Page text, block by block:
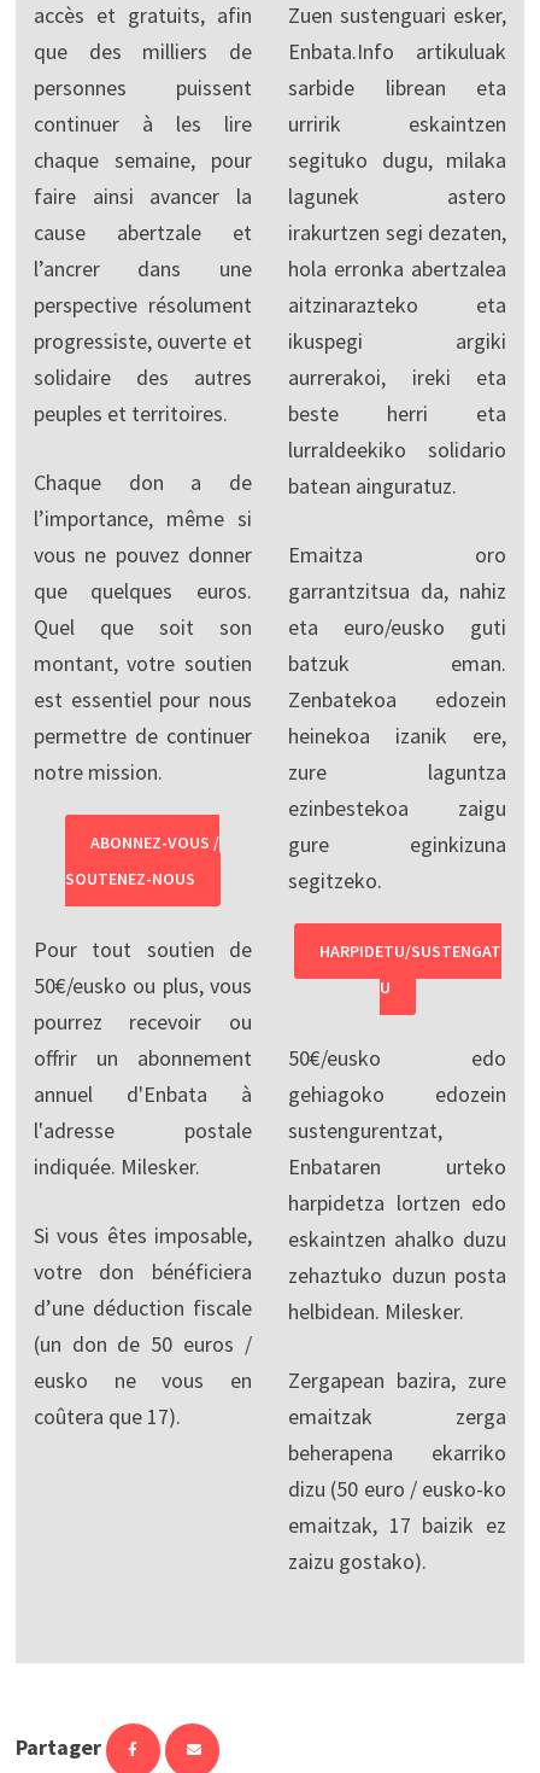
accès et gratuits, afin
que des milliers de
personnes puissent
continuer à les lire
chaque semaine, pour
faire ainsi avancer la
cause abertzale et
l’ancrer dans une
perspective résolument
progressiste, ouverte et
solidaire des autres
peuples et territoires.
Chaque don a de
l’importance, même si
vous ne pouvez donner
que quelques euros.
Quel que soit son
montant, votre soutien
est essentiel pour nous
permettre de continuer
notre mission.
ABONNEZ-VOUS /
SOUTENEZ-NOUS
Pour tout soutien de
50€/eusko ou plus, vous
pourrez recevoir ou
offrir un abonnement
annuel d'Enbata à
l'adresse postale
indiquée. Milesker.
Si vous êtes imposable,
votre don bénéficiera
d’une déduction fiscale
(un don de 50 euros /
eusko ne vous en
coûtera que 17).
Zuen sustenguari esker,
Enbata.Info artikuluak
sarbide librean eta
urririk eskaintzen
segituko dugu, milaka
lagunek astero
irakurtzen segi dezaten,
hola erronka abertzalea
aitzinarazteko eta
ikuspegi argiki
aurrerakoi, ireki eta
beste herri eta
lurraldeekiko solidario
batean ainguratuz.
Emaitza oro
garrantzitsua da, nahiz
eta euro/eusko guti
batzuk eman.
Zenbatekoa edozein
heinekoa izanik ere,
zure laguntza
ezinbestekoa zaigu
gure eginkizuna
segitzeko.
HARPIDETU/SUSTENGAT
U
50€/eusko edo
gehiagoko edozein
sustengurentzat,
Enbataren urteko
harpidetza lortzen edo
eskaintzen ahalko duzu
zehaztuko duzun posta
helbidean. Milesker.
Zergapean bazira, zure
emaitzak zerga
beherapena ekarriko
dizu (50 euro / eusko-ko
emaitzak, 17 baizik ez
zaizu gostako).
Partager